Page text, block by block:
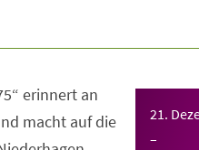
21.
–
erinnert an
macht auf die